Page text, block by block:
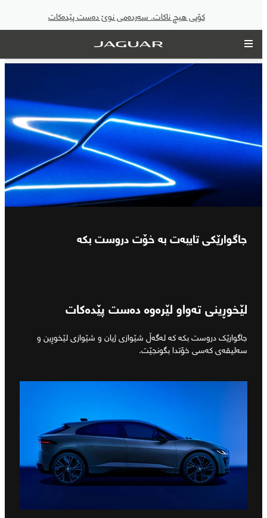
کۆپی هیچ ناکات. سەردەمی نوێ دەست پێدەکات
جاگوارێکی تایبەت بە خۆت دروست بکە
لێخوڕینی تەواو لێرەوە دەست پێدەکات
جاگوارێک دروست بکە کە لەگەڵ شێوازی ژیان و شێوازی لێخوڕین و
سەلیقەی کەسی خۆتدا بگونجێت.